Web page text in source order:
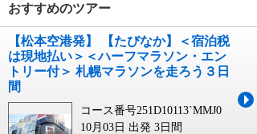
おすすめのツアー
【松本空港発】 【たびなか】＜宿泊税
は現地払い＞＜ハーフマラソン・エン
トリー付＞ 札幌マラソンを走ろう３日
間
コース番号251D10113`MMJ0
10月03日 出発 3日間